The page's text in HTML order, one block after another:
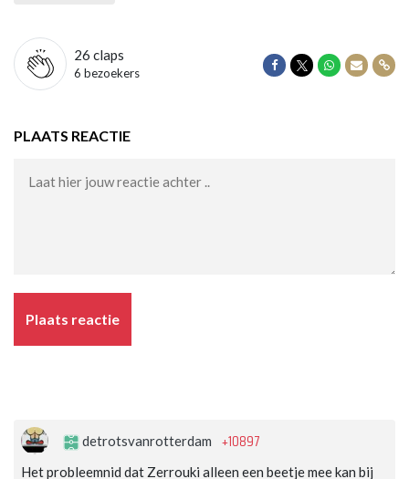
26 claps
6 bezoekers
Delen op Facebook
Delen op Twitter
Delen op
Delen
PLAATS REACTIE
Plaats reactie
detrotsvanrotterdam +10897
Het probleemnid dat Zerrouki alleen een beetje mee kan bij